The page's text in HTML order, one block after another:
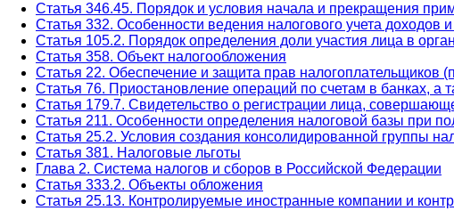
Статья 346.45. Порядок и условия начала и прекращения
Статья 332. Особенности ведения налогового учета
Статья 105.2. Порядок определения доли участия лица в
Статья 358. Объект налогообложения
Статья 22. Обеспечение и защита прав налогоплательщиков
Статья 76. Приостановление операций по счетам в банках,
Статья 179.7. Свидетельство о регистрации лица,
Статья 211. Особенности определения налоговой базы при
Статья 25.2. Условия создания консолидированной группы
Статья 381. Налоговые льготы
Глава 2. Система налогов и сборов в Российской Федерации
Статья 333.2. Объекты обложения
Статья 25.13. Контролируемые иностранные компании и